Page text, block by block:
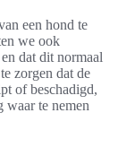
een hond te
we ook
dat dit normaal
zorgen dat de
of beschadigd,
waar te nemen